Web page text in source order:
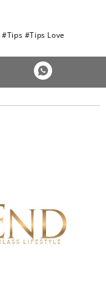
#Tips #Tips Love